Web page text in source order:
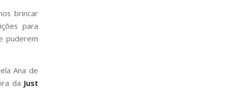
brincar
para
puderem
Ana de
da Just